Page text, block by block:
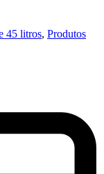
45 litros, Produtos